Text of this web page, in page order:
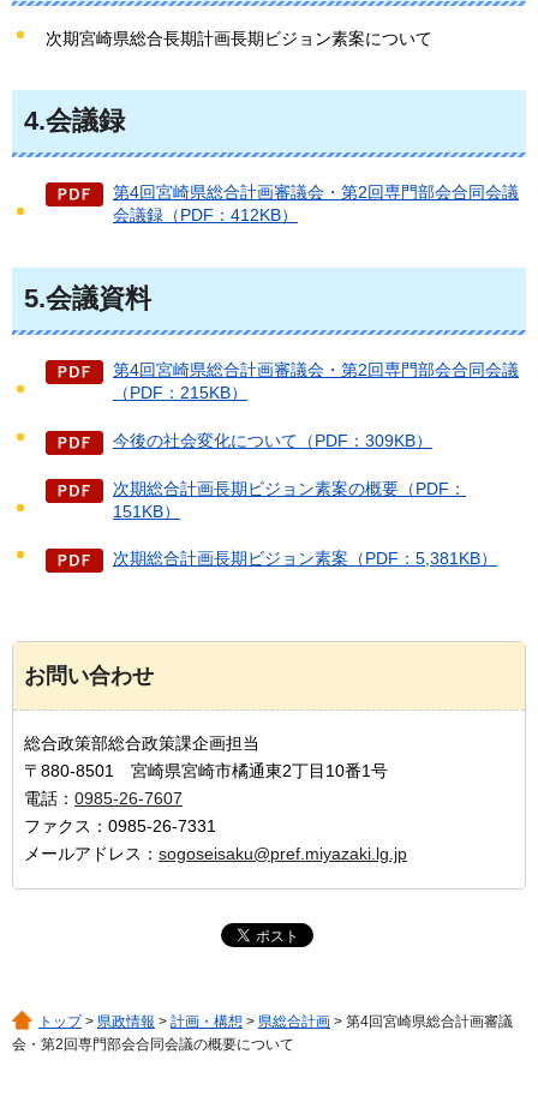
次期宮崎県総合長期計画長期ビジョン素案について
4.会議録
第4回宮崎県総合計画審議会・第2回専門部会合同会議
会議録（PDF：412KB）
5.会議資料
第4回宮崎県総合計画審議会・第2回専門部会合同会議
（PDF：215KB）
今後の社会変化について（PDF：309KB）
次期総合計画長期ビジョン素案の概要（PDF：
151KB）
次期総合計画長期ビジョン素案（PDF：5,381KB）
お問い合わせ
総合政策部総合政策課企画担当
〒880-8501 宮崎県宮崎市橘通東2丁目10番1号
電話： 0985-26-7607
ファクス：0985-26-7331
メールアドレス： sogoseisaku@pref.miyazaki.lg.jp
トップ> 県政情報 > 計画・構想 > 県総合計画 > 第4回宮崎県総合計画審議
会・第2回専門部会合同会議の概要について